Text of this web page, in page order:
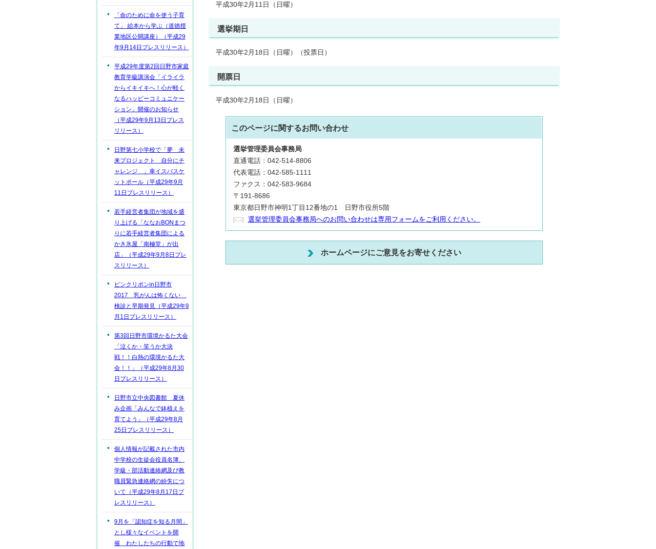
平成30年2月11日（日曜）
選挙期日
平成30年2月18日（日曜）（投票日）
開票日
平成30年2月18日（日曜）
このページに関するお問い合わせ
選挙管理委員会事務局
直通電話：042-514-8806
代表電話：042-585-1111
ファクス：042-583-9684
〒191-8686
東京都日野市神明1丁目12番地の1 日野市役所5階
選挙管理委員会事務局へのお問い合わせは専用フォームをご利用ください。
ホームページにご意見をお寄せください
「命のために命を使う子育
て」 絵本から学ぶ（道徳授
業地区公開講座）（平成29
年9月14日プレスリリース）
平成29年度第2回日野市家庭
教育学級講演会「イライラ
からイキイキへ！心が軽く
なるハッピーコミュニケー
ション」開催のお知らせ
（平成29年9月13日プレス
リリース）
日野第七小学校で「夢 未
来プロジェクト 自分にチ
ャレンジ 」車イスバスケ
ットボール（平成29年9月
11日プレスリリース）
若手経営者集団が地域を盛
り上げる「ななおBONまつ
りに若手経営者集団による
かき氷屋「南極堂」が出
店」（平成29年9月8日プレ
スリリース）
ピンクリボンin日野市
2017 乳がんは怖くない
検診と早期発見（平成29年9
月1日プレスリリース）
第3回日野市環境かるた大会
「泣くか・笑うか大決
戦！！白熱の環境かるた大
会！！」（平成29年8月30
日プレスリリース）
日野市立中央図書館 夏休
み企画「みんなで鉢植えを
育てよう」（平成29年8月
25日プレスリリース）
個人情報が記載された市内
中学校の生徒会役員名簿、
学級・部活動連絡網及び教
職員緊急連絡網の紛失につ
いて（平成29年8月17日プ
レスリリース）
9月を「認知症を知る月間」
とし様々なイベントを開
催 わたしたちの行動で地